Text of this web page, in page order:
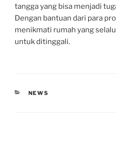
tangga yang bisa menjadi
Dengan bantuan dari para
menikmati rumah yang
untuk ditinggali.
CATEGORIES
NEWS